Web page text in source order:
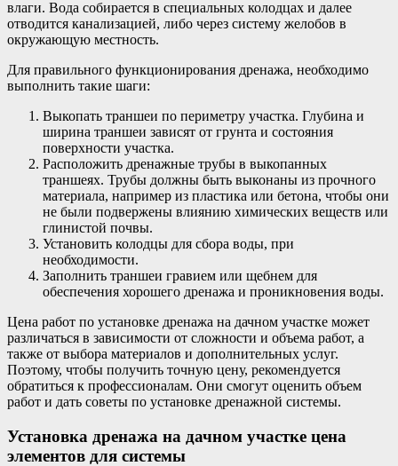
влаги. Вода собирается в специальных колодцах и далее
отводится канализацией, либо через систему желобов в
окружающую местность.
Для правильного функционирования дренажа, необходимо
выполнить такие шаги:
Выкопать траншеи по периметру участка. Глубина и
ширина траншеи зависят от грунта и состояния
поверхности участка.
Расположить дренажные трубы в выкопанных
траншеях. Трубы должны быть выконаны из прочного
материала, например из пластика или бетона, чтобы они
не были подвержены влиянию химических веществ или
глинистой почвы.
Установить колодцы для сбора воды, при
необходимости.
Заполнить траншеи гравием или щебнем для
обеспечения хорошего дренажа и проникновения воды.
Цена работ по установке дренажа на дачном участке может
различаться в зависимости от сложности и объема работ, а
также от выбора материалов и дополнительных услуг.
Поэтому, чтобы получить точную цену, рекомендуется
обратиться к профессионалам. Они смогут оценить объем
работ и дать советы по установке дренажной системы.
Установка дренажа на дачном участке цена
элементов для системы